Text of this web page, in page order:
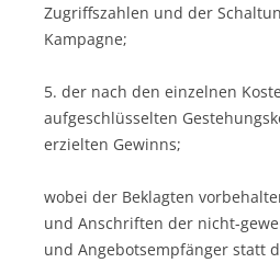
Zugriffszahlen und der
Kampagne;
5. der nach den einzelnen
aufgeschlüsselten
erzielten Gewinns;
wobei der Beklagten
und Anschriften der nicht-
und Angebotsempfänger statt